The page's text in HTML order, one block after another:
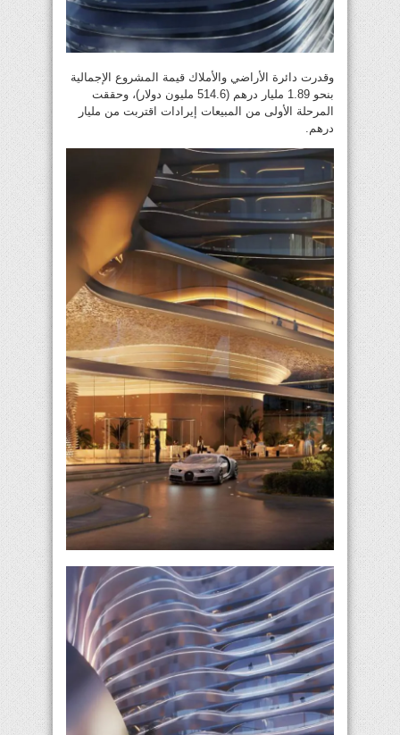
وقدرت دائرة الأراضي والأملاك قيمة المشروع الإجمالية
بنحو 1.89 مليار درهم (514.6 مليون دولار)، وحققت
المرحلة الأولى من المبيعات إيرادات اقتربت من مليار
درهم.